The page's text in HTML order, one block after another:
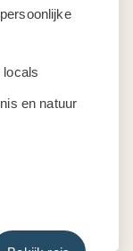
locals
en natuur